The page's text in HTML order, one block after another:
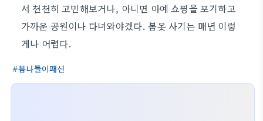
서 천천히 고민해보거나, 아니면 아예 쇼핑을 포기하고
가까운 공원이나 다녀와야겠다. 봄옷 사기는 매년 이렇
게나 어렵다.
봄나들이패션